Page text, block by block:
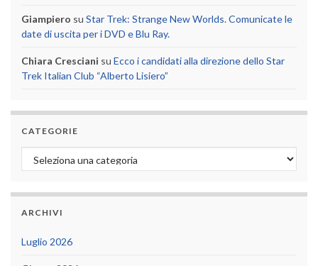
Giampiero su Star Trek: Strange New Worlds. Comunicate le
date di uscita per i DVD e Blu Ray.
Chiara Cresciani su Ecco i candidati alla direzione dello Star
Trek Italian Club “Alberto Lisiero”
CATEGORIE
Categorie
ARCHIVI
Luglio 2026